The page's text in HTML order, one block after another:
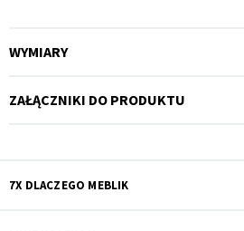
WYMIARY
ZAŁĄCZNIKI DO PRODUKTU
7X DLACZEGO MEBLIK